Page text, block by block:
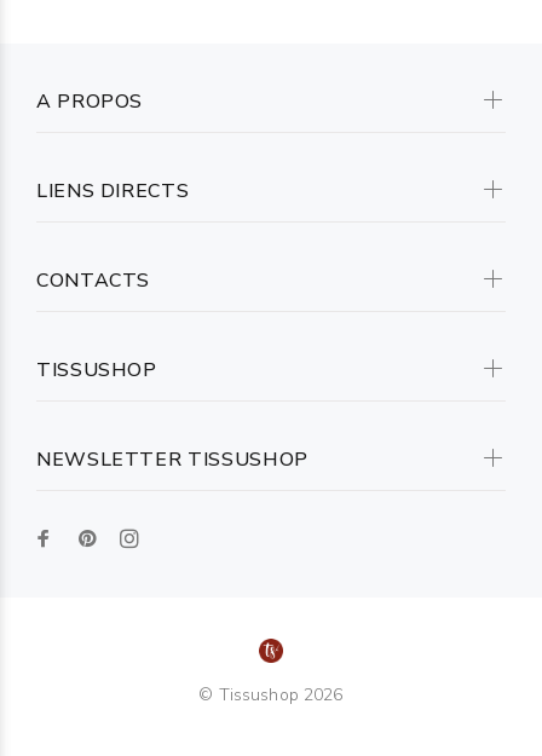
NEWSLETTER TISSUSHOP
A PROPOS
LIENS DIRECTS
CONTACTS
TISSUSHOP
© Tissushop 2026